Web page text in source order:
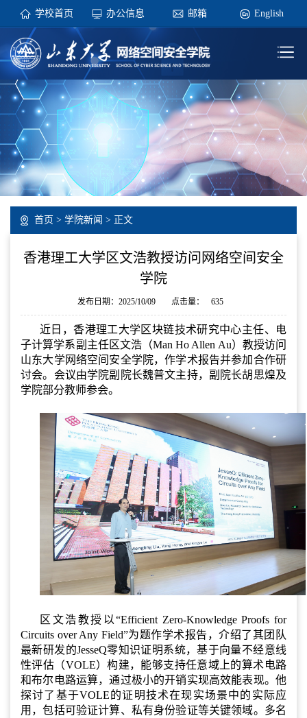
学校首页 办公信息 邮箱 English
首页 > 学院新闻 > 正文
香港理工大学区文浩教授访问网络空间安全
学院
发布日期：2025/10/09 点击量： 635
近日，香港理工大学区块链技术研究中心主任、电
子计算学系副主任区文浩（Man Ho Allen Au）教授访问
山东大学网络空间安全学院，作学术报告并参加合作研
讨会。会议由学院副院长魏普文主持，副院长胡思煌及
学院部分教师参会。
区文浩教授以“Efficient Zero-Knowledge Proofs for
Circuits over Any Field”为题作学术报告，介绍了其团队
最新研发的JesseQ零知识证明系统，基于向量不经意线
性评估（VOLE）构建，能够支持任意域上的算术电路
和布尔电路运算，通过极小的开销实现高效能表现。他
探讨了基于VOLE的证明技术在现实场景中的实际应
用，包括可验证计算、私有身份验证等关键领域。多名